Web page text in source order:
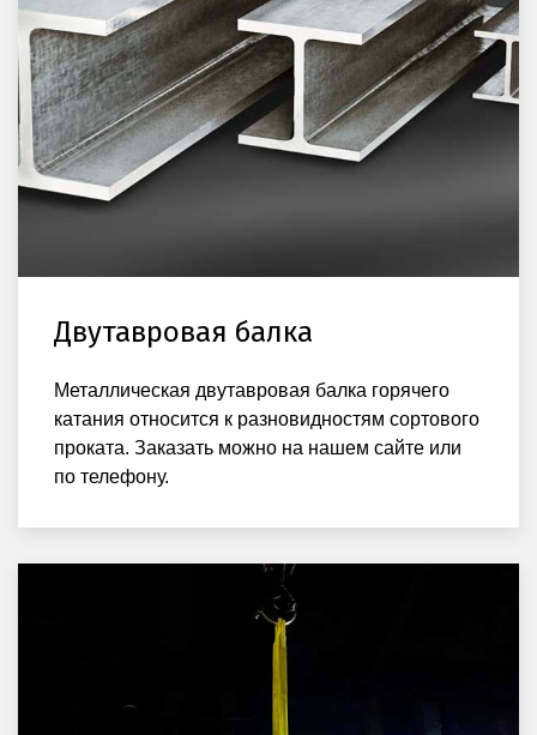
Двутавровая балка
Металлическая двутавровая балка горячего
катания относится к разновидностям сортового
проката. Заказать можно на нашем сайте или
по телефону.